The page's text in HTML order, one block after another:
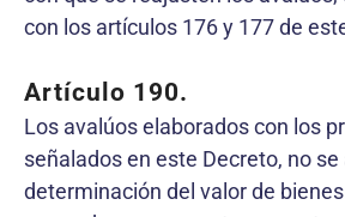
con los artículos 176 y 177 de
Artículo 190.
Los avalúos elaborados con los
señalados en este Decreto, no
determinación del valor de